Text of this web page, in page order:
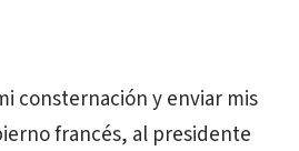
consternación y enviar mis
francés, al presidente